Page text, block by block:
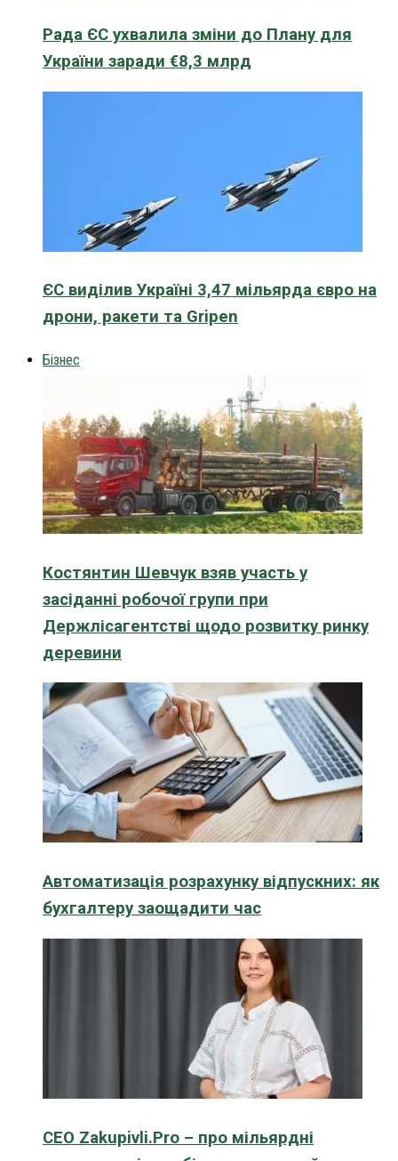
Рада ЄС ухвалила зміни до Плану для
України заради €8,3 млрд
ЄС виділив Україні 3,47 мільярда євро на
дрони, ракети та Gripen
Бізнес
Костянтин Шевчук взяв участь у
засіданні робочої групи при
Держлісагентстві щодо розвитку ринку
деревини
Автоматизація розрахунку відпускних: як
бухгалтеру заощадити час
CEO Zakupivli.Pro – про мільярдні